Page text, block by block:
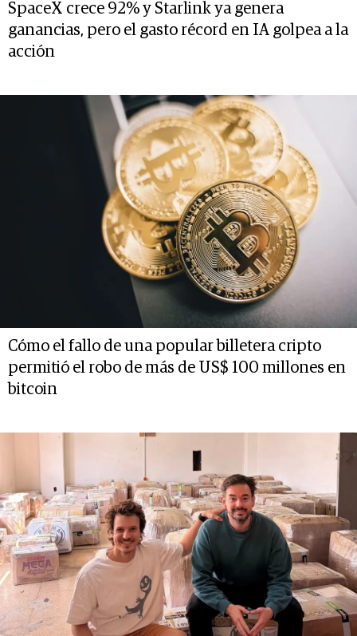
SpaceX crece 92% y Starlink ya genera
ganancias, pero el gasto récord en IA golpea a la
acción
Cómo el fallo de una popular billetera cripto
permitió el robo de más de US$ 100 millones en
bitcoin